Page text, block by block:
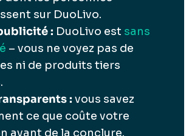
sur DuoLivo.
: DuoLivo est sans
– vous ne voyez pas de
ni de produits tiers
: vous savez
ce que coûte votre
avant de la conclure.